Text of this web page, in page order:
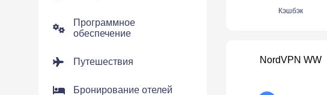
Программное
обеспечение
Путешествия
Бронирование отелей
Кэшбэк
NordVPN WW